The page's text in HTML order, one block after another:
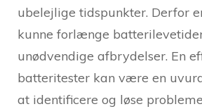
ubelejlige tidspunkter. Derfor
kunne forlænge
unødvendige afbrydelser. En
batteritester kan være en
at identificere og løse